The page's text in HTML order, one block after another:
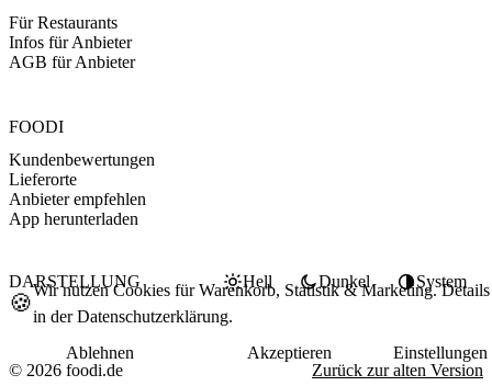
Für Restaurants
Infos für Anbieter
AGB für Anbieter
FOODI
Kundenbewertungen
Lieferorte
Anbieter empfehlen
App herunterladen
DARSTELLUNG Hell Dunkel System
© 2026 foodi.de Zurück zur alten Version
🍪Wir nutzen Cookies für Warenkorb, Statistik & Marketing. Details
in derDatenschutzerklärung.
Ablehnen
Akzeptieren Einstellungen